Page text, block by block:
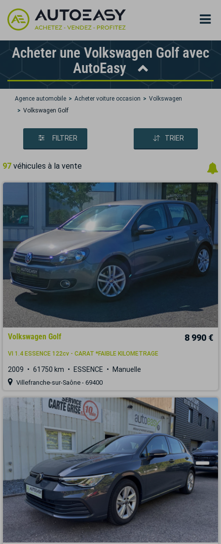
Acheter une Volkswagen Golf avec
AutoEasy
Agence automobile Acheter voiture occasion
Volkswagen
Volkswagen Golf
FILTRER TRIER
97 véhicules à la vente
Volkswagen Golf 8 990 €
VI 1.4 ESSENCE 122cv - CARAT *FAIBLE KILOMETRAGE
2009 61750 km ESSENCE Manuelle
Villefranche-sur-Saône - 69400